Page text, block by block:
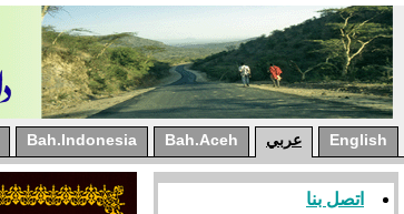
English عربي Bah.Aceh
Bah.Indonesia
اتصل بنا